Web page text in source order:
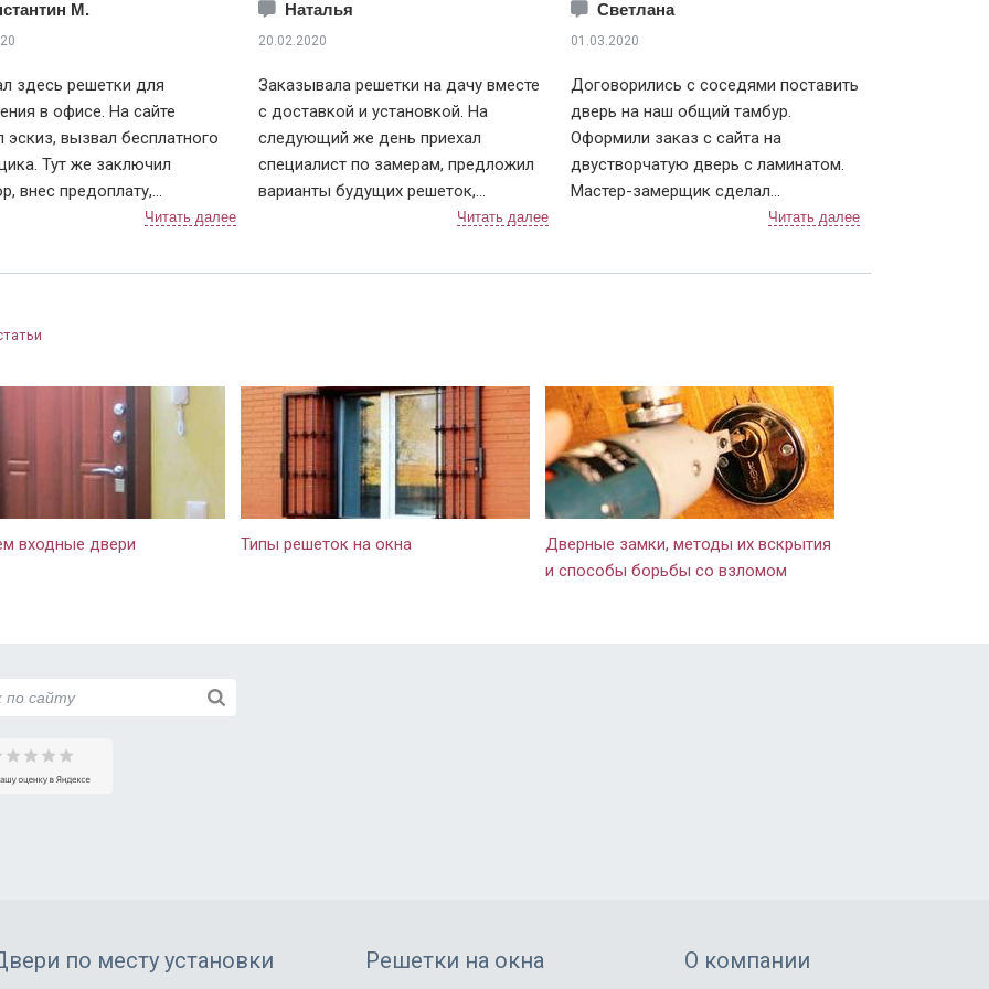
М.
здесь решетки для
в офисе. На сайте
эскиз, вызвал бесплатного
Тут же заключил
внес предоплату,
через неделю.
дату и время монтажа. В
выгрузили решетки (4 шт.),
равномерно, без
По всем выполненным
претензий не имею.
организация, с ценами
не обманывают, могу смело
Наталья
20.02.2020
Заказывала решетки на дачу вместе
с доставкой и установкой. На
следующий же день приехал
специалист по замерам, предложил
варианты будущих решеток,
объяснил нюансы и помог выбрать
не подвели, приехали в точное время
дверь в квартире, буду к вам
обращаться!
Светлана
01.03.2020
Договорились с соседями поставить
дверь на наш общий тамбур.
Оформили заказ с сайта на
двустворчатую дверь с ламинатом.
Мастер-замерщик сделал
предварительные подсчеты, с ним
изготавливали чуть больше недели, с
тамбур привели в порядок.
Компанию я рекомендую, тут можно
найти хорошие двери, даже в
"бюджетном" сегменте.
входные двери Типы решеток на окна
Дверные замки, методы их вскрытия
и способы борьбы со взломом
по месту установки Решетки на окна О компании